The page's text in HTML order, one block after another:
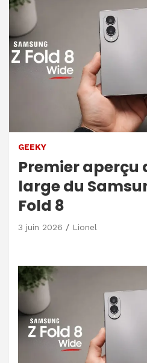
GEEKY
Premier aperçu
large du
Fold 8
3 juin 2026 Lionel